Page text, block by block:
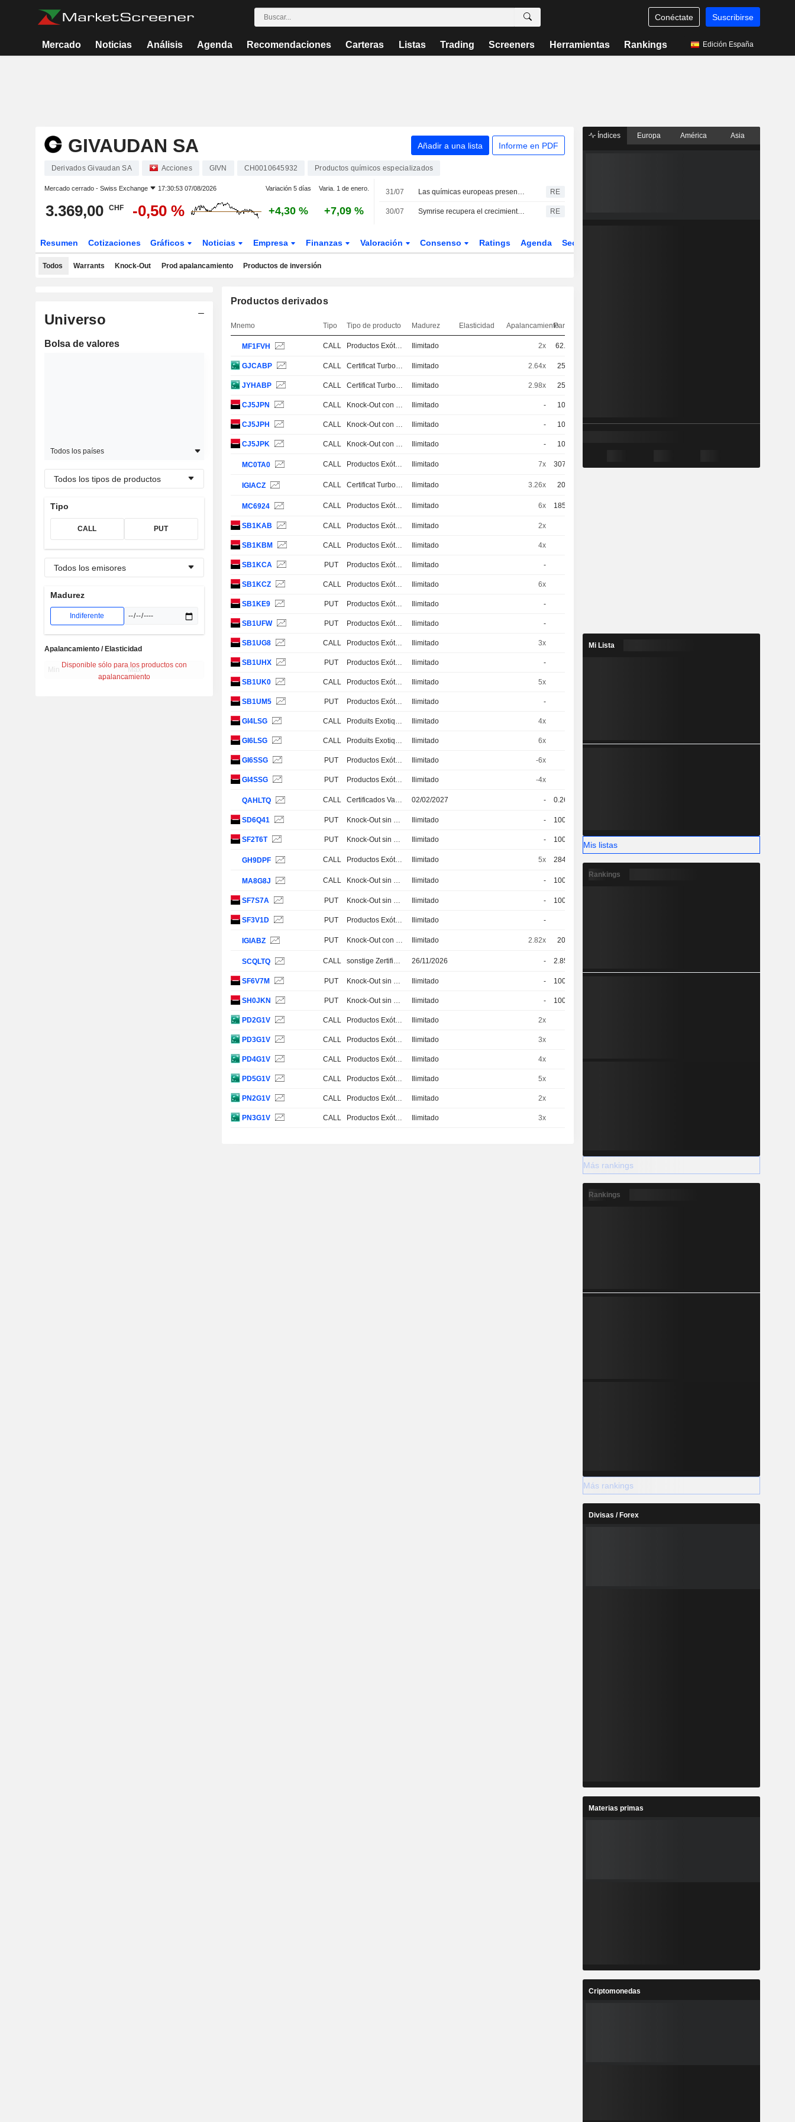
Conéctate Suscribirse
Mercado Noticias Análisis Agenda Recomendaciones Carteras Listas Trading Screeners Herramientas Rankings Edición España
GIVAUDAN SA Añadir a una lista Informe en PDF
Derivados Givaudan SA Acciones GIVN CH0010645932 Productos químicos especializados
Mercado cerrado - Swiss Exchange 17:30:53 07/08/2026 Variación 5 días Varia. 1 de enero.
3.369,00 CHF -0,50 % +4,30 % +7,09 %
31/07 Las químicas europeas presentan resultados sólidos en el segundo trimestre pero mantienen la cautela sobre las perspectivas RE
30/07 Symrise recupera el crecimiento orgánico y reafirma sus objetivos anuales RE
Resumen Cotizaciones Gráficos Noticias Empresa Finanzas Valoración Consenso Ratings Agenda Sector
Todos Warrants Knock-Out Prod apalancamiento Productos de inversión
Universo
Bolsa de valores
Todos los países
Todos los tipos de productos
Tipo
CALL PUT
Todos los emisores
Madurez
Indiferente
Disponible sólo para los productos con
apalancamiento
Apalancamiento / Elasticidad
Productos derivados
Mnemo Tipo Tipo de producto Madurez Elasticidad ApalancamientoParidad
MF1FVH CALL Productos Exóticos Ilimitado 2x 62.6
GJCABP CALL Certificat Turbo Stop Loss Ilimitado 2.64x 250
JYHABP CALL Certificat Turbo Stop Loss Ilimitado 2.98x 250
CJ5JPN CALL Knock-Out con Stop Loss Ilimitado - 100
CJ5JPH CALL Knock-Out con Stop Loss Ilimitado - 100 20,77EUR
CJ5JPK CALL Knock-Out con Stop Loss Ilimitado - 100
MC0TA0 CALL Productos Exóticos Ilimitado 7x 30740.855
IGIACZ CALL Certificat Turbo Stop Loss Ilimitado 3.26x 200
MC6924 CALL Productos Exóticos Ilimitado 6x 18587.361
SB1KAB CALL Productos Exóticos Ilimitado 2x
SB1KBM CALL Productos Exóticos Ilimitado 4x
SB1KCA PUT Productos Exóticos Ilimitado -
SB1KCZ CALL Productos Exóticos Ilimitado 6x
SB1KE9 PUT Productos Exóticos Ilimitado -
SB1UFW PUT Productos Exóticos Ilimitado -
SB1UG8 CALL Productos Exóticos Ilimitado 3x 3,460
SB1UHX PUT Productos Exóticos Ilimitado -
SB1UK0 CALL Productos Exóticos Ilimitado 5x
SB1UM5 PUT Productos Exóticos Ilimitado -
GI4LSG CALL Produits Exotiques Ilimitado 4x
GI6LSG CALL Produits Exotiques Ilimitado 6x
GI6SSG PUT Productos Exóticos Ilimitado -6x
GI4SSG PUT Productos Exóticos Ilimitado -4x
QAHLTQ CALL Certificados Varios 02/02/2027 - 0.267
SD6Q41 PUT Knock-Out sin Stop Loss Ilimitado - 1000
SF2T6T PUT Knock-Out sin Stop Loss Ilimitado - 1000
GH9DPF CALL Productos Exóticos Ilimitado 5x 2843.332
MA8G8J CALL Knock-Out sin Stop Loss Ilimitado - 1000 1,270
SF7S7A PUT Knock-Out sin Stop Loss Ilimitado - 1000
SF3V1D PUT Productos Exóticos Ilimitado -
IGIABZ PUT Knock-Out con Stop Loss Ilimitado 2.82x 200
SCQLTQ CALL sonstige Zertifikate 26/11/2026 - 2.855
SF6V7M PUT Knock-Out sin Stop Loss Ilimitado - 1000
SH0JKN PUT Knock-Out sin Stop Loss Ilimitado - 1000
PD2G1V CALL Productos Exóticos Ilimitado 2x
PD3G1V CALL Productos Exóticos Ilimitado 3x
PD4G1V CALL Productos Exóticos Ilimitado 4x
PD5G1V CALL Productos Exóticos Ilimitado 5x
PN2G1V CALL Productos Exóticos Ilimitado 2x
PN3G1V CALL Productos Exóticos Ilimitado 3x
Índices Europa América Asia
Mi Lista
Mis listas
Rankings
Más rankings
Rankings
Más rankings
Divisas / Forex
Materias primas
Criptomonedas